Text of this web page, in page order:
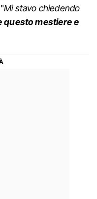
Mi stavo chiedendo
questo mestiere e